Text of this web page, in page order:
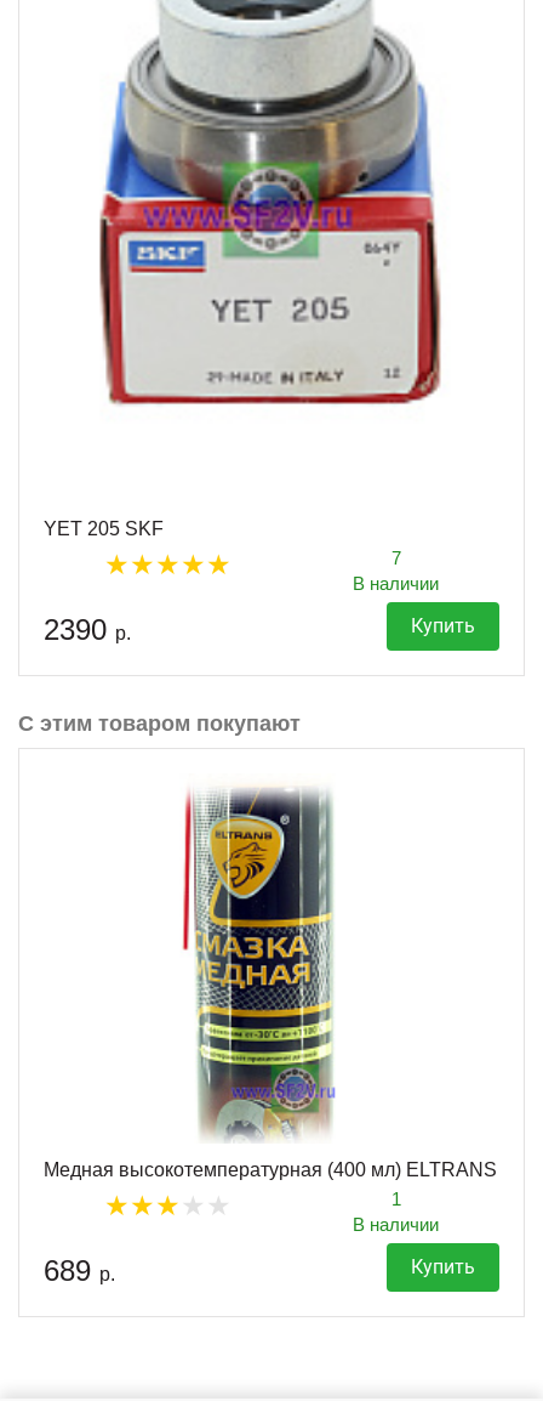
YET 205 SKF
7
В наличии
2390 р. Купить
С этим товаром покупают
Медная высокотемпературная (400 мл) ELTRANS
1
В наличии
689 р. Купить